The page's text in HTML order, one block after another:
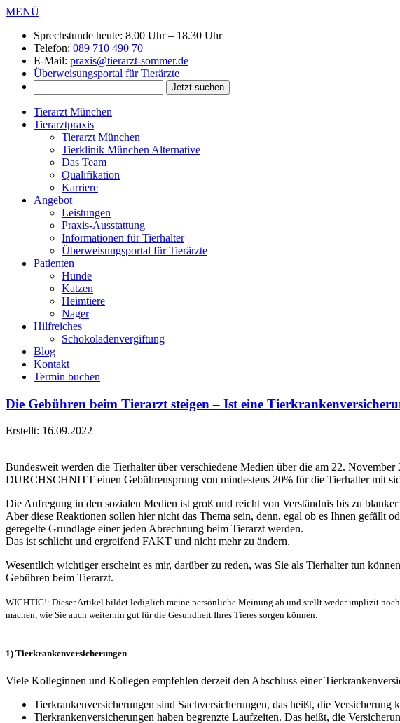
MENÜ
Sprechstunde heute: 8.00 Uhr – 18.30 Uhr
Telefon: 089 710 490 70
E-Mail: praxis@tierarzt-sommer.de
Überweisungsportal für Tierärzte
Tierarzt München
Tierarztpraxis
Tierarzt München
Tierklinik München Alternative
Das Team
Qualifikation
Karriere
Angebot
Leistungen
Praxis-Ausstattung
Informationen für Tierhalter
Überweisungsportal für Tierärzte
Patienten
Hunde
Katzen
Heimtiere
Nager
Hilfreiches
Schokoladenvergiftung
Blog
Kontakt
Termin buchen
Die Gebühren beim Tierarzt steigen – Ist eine
Erstellt: 16.09.2022
Bundesweit werden die Tierhalter über verschiedene Medien über die am 22.
DURCHSCHNITT einen Gebührensprung von mindestens 20% für die Tierhalter mit
Die Aufregung in den sozialen Medien ist groß und reicht von Verständnis bis zu blanker
Aber diese Reaktionen sollen hier nicht das Thema sein, denn, egal ob es Ihnen
geregelte Grundlage einer jeden Abrechnung beim Tierarzt werden.
Das ist schlicht und ergreifend FAKT und nicht mehr zu ändern.
Wesentlich wichtiger erscheint es mir, darüber zu reden, was Sie als Tierhalter tun
Gebühren beim Tierarzt.
WICHTIG!: Dieser Artikel bildet lediglich meine persönliche Meinung ab und stellt weder implizit
machen, wie Sie auch weiterhin gut für die Gesundheit Ihres Tieres sorgen können.
1) Tierkrankenversicherungen
Viele Kolleginnen und Kollegen empfehlen derzeit den Abschluss einer
Tierkrankenversicherungen sind Sachversicherungen, das heißt, die Versicherung
Tierkrankenversicherungen haben begrenzte Laufzeiten. Das heißt, die